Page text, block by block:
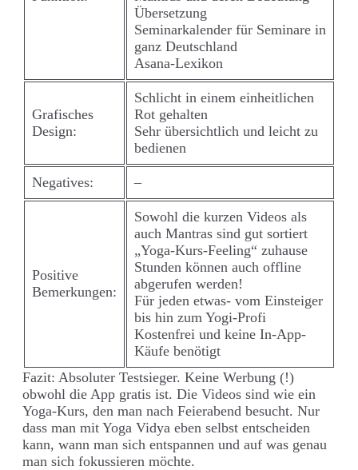
Übersetzung
Seminarkalender für Seminare in
ganz Deutschland
Asana-Lexikon
Grafisches
Design:
Schlicht in einem einheitlichen
Rot gehalten
Sehr übersichtlich und leicht zu
bedienen
Negatives: –
Positive
Bemerkungen:
Sowohl die kurzen Videos als
auch Mantras sind gut sortiert
„Yoga-Kurs-Feeling“ zuhause
Stunden können auch offline
abgerufen werden!
Für jeden etwas- vom Einsteiger
bis hin zum Yogi-Profi
Kostenfrei und keine In-App-
Käufe benötigt
Fazit: Absoluter Testsieger. Keine Werbung (!)
obwohl die App gratis ist. Die Videos sind wie ein
Yoga-Kurs, den man nach Feierabend besucht. Nur
dass man mit Yoga Vidya eben selbst entscheiden
kann, wann man sich entspannen und auf was genau
man sich fokussieren möchte.